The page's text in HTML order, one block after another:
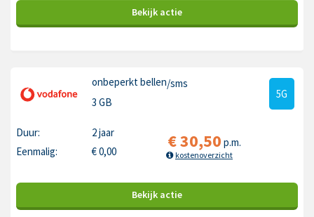
Bekijk actie
onbeperkt bellen/sms
3 GB
5G
Duur:
2 jaar
Eenmalig:
€0,00 €30,50 p.m.
kostenoverzicht
Bekijk actie